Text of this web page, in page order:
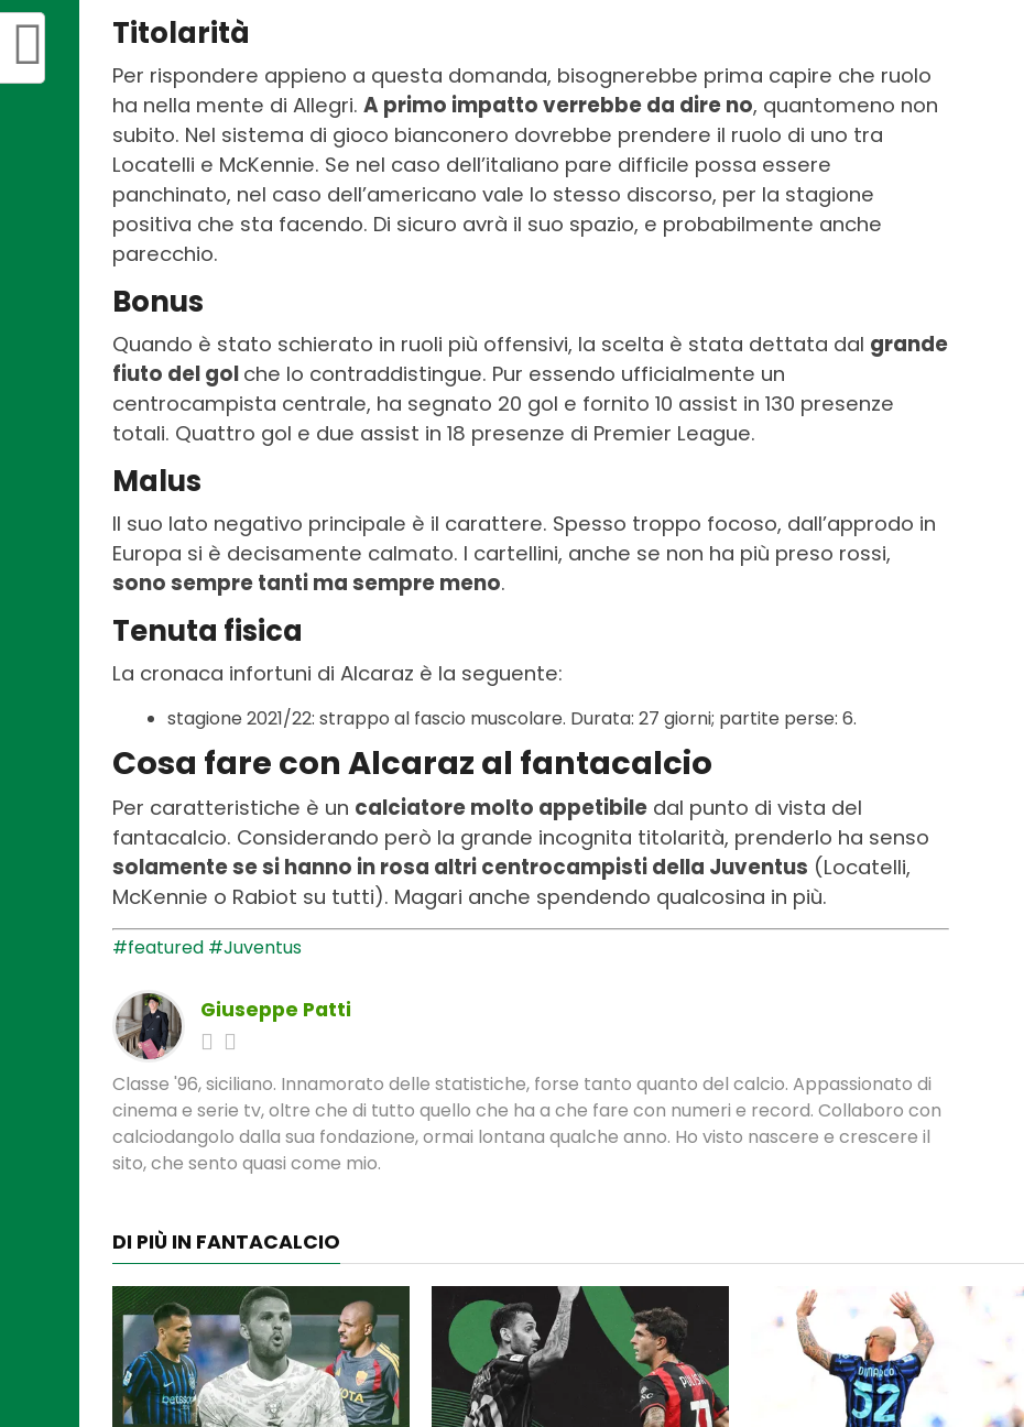
Titolarità
Per rispondere appieno a questa domanda, bisognerebbe prima capire che ruolo
ha nella mente di Allegri. A primo impatto verrebbe da dire no, quantomeno non
subito. Nel sistema di gioco bianconero dovrebbe prendere il ruolo di uno tra
Locatelli e McKennie. Se nel caso dell’italiano pare difficile possa essere
panchinato, nel caso dell’americano vale lo stesso discorso, per la stagione
positiva che sta facendo. Di sicuro avrà il suo spazio, e probabilmente anche
parecchio.
Bonus
Quando è stato schierato in ruoli più offensivi, la scelta è stata dettata dal grande
fiuto del gol che lo contraddistingue. Pur essendo ufficialmente un
centrocampista centrale, ha segnato 20 gol e fornito 10 assist in 130 presenze
totali. Quattro gol e due assist in 18 presenze di Premier League.
Malus
Il suo lato negativo principale è il carattere. Spesso troppo focoso, dall’approdo in
Europa si è decisamente calmato. I cartellini, anche se non ha più preso rossi,
sono sempre tanti ma sempre meno.
Tenuta fisica
La cronaca infortuni di Alcaraz è la seguente:
stagione 2021/22: strappo al fascio muscolare. Durata: 27 giorni; partite perse: 6.
Cosa fare con Alcaraz al fantacalcio
Per caratteristiche è un calciatore molto appetibile dal punto di vista del
fantacalcio. Considerando però la grande incognita titolarità, prenderlo ha senso
solamente se si hanno in rosa altri centrocampisti della Juventus (Locatelli,
McKennie o Rabiot su tutti). Magari anche spendendo qualcosina in più.
#featured #Juventus
Giuseppe Patti
Classe '96, siciliano. Innamorato delle statistiche, forse tanto quanto del calcio. Appassionato di
cinema e serie tv, oltre che di tutto quello che ha a che fare con numeri e record. Collaboro con
calciodangolo dalla sua fondazione, ormai lontana qualche anno. Ho visto nascere e crescere il
sito, che sento quasi come mio.
DI PIÙ IN FANTACALCIO